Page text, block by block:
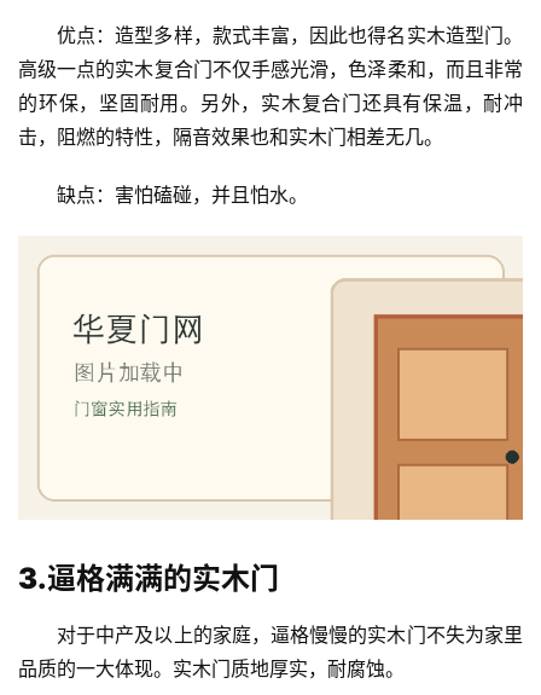
户
门
优点：造型多样，款式丰富，因此也得名实木造型门。
高级一点的实木复合门不仅手感光滑，色泽柔和，而且非常
的环保，坚固耐用。另外，实木复合门还具有保温，耐冲
击，阻燃的特性，隔音效果也和实木门相差无几。
缺点：害怕磕碰，并且怕水。
3.逼格满满的实木门
对于中产及以上的家庭，逼格慢慢的实木门不失为家里
品质的一大体现。实木门质地厚实，耐腐蚀。